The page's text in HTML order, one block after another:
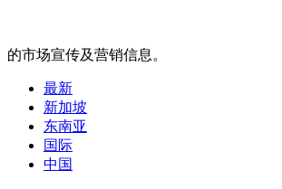
的市场宣传及营销信息。
最新
新加坡
东南亚
国际
中国